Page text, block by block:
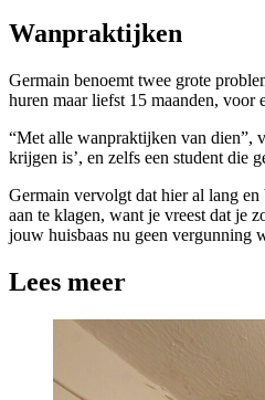
Wanpraktijken
Germain benoemt twee grote
huren maar liefst 15 maanden, voor
“Met alle wanpraktijken van dien”,
krijgen is’, en zelfs een student die
Germain vervolgt dat hier al lang
aan te klagen, want je vreest dat je
jouw huisbaas nu geen vergunning
Lees meer